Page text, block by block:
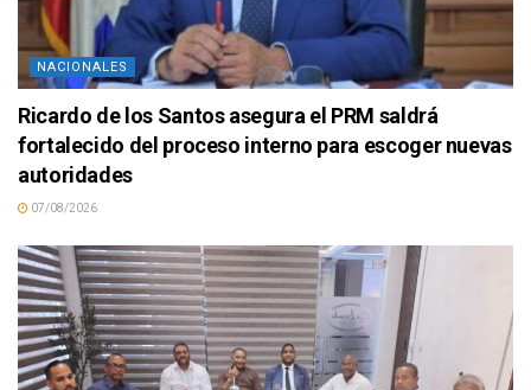
NACIONALES
Ricardo de los Santos asegura el PRM saldrá
fortalecido del proceso interno para escoger nuevas
autoridades
07/08/2026